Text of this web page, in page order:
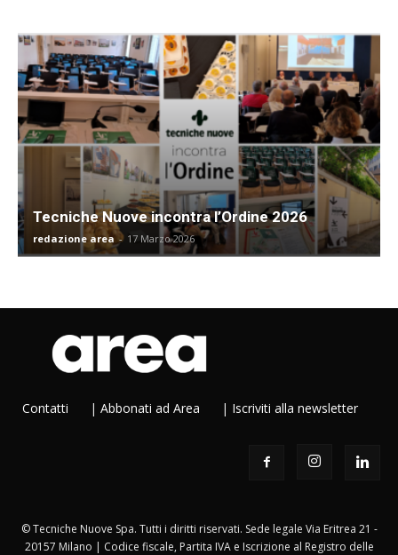
Tecniche Nuove incontra l’Ordine 2026
redazione area - 17 Marzo 2026
Contatti | Abbonati ad Area | Iscriviti alla newsletter
© Tecniche Nuove Spa. Tutti i diritti riservati. Sede legale Via Eritrea 21 -
20157 Milano | Codice fiscale, Partita IVA e Iscrizione al Registro delle